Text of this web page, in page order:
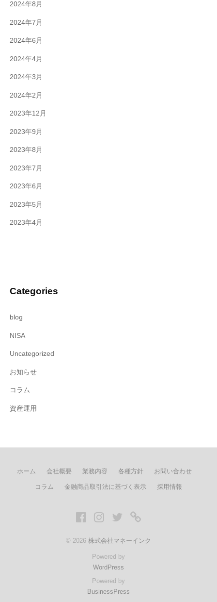
2024年8月
2024年7月
2024年6月
2024年4月
2024年3月
2024年2月
2023年12月
2023年9月
2023年8月
2023年7月
2023年6月
2023年5月
2023年4月
Categories
blog
NISA
Uncategorized
お知らせ
コラム
資産運用
ホーム 会社概要 業務内容 各種方針 お問い合わせ
コラム 金融商品取引法に基づく表示 採用情報
FacebookInstagram
twitter
© 2026 株式会社マネーインク
Powered by
WordPress
Powered by
BusinessPress